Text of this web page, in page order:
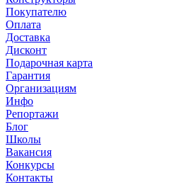
Покупателю
Оплата
Доставка
Дисконт
Подарочная карта
Гарантия
Организациям
Инфо
Репортажи
Блог
Школы
Вакансия
Конкурсы
Контакты